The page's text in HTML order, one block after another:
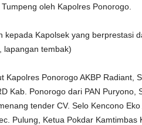
oleh Kapolres Ponorogo.
kepada Kapolsek yang berprestasi
lapangan tembak)
Kapolres Ponorogo AKBP Radiant,
Kab. Ponorogo dari PAN Puryono,
tender CV. Selo Kencono
Pulung, Ketua Pokdar